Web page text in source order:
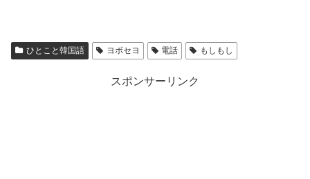
ひとこと韓国語 ヨボセヨ 電話 もしもし
スポンサーリンク